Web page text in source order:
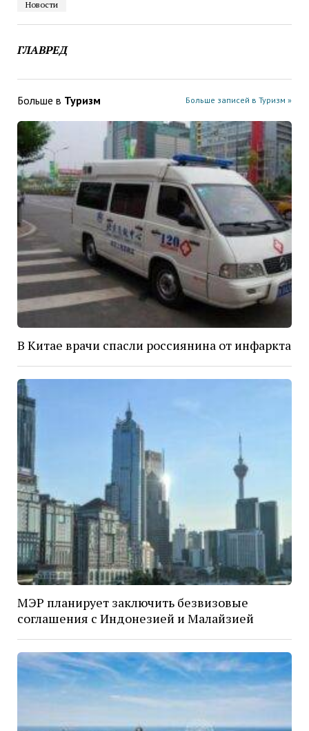
Новости
ГЛАВРЕД
Больше в Туризм Больше записей в Туризм »
В Китае врачи спасли россиянина от инфаркта
МЭР планирует заключить безвизовые
соглашения с Индонезией и Малайзией